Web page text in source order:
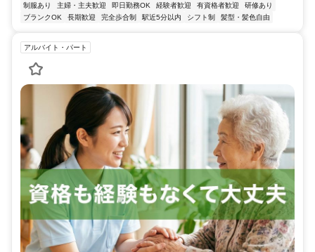
制服あり 主婦・主夫歓迎 即日勤務OK 経験者歓迎 有資格者歓迎
研修あり
ブランクOK
長期歓迎 完全歩合制 駅近5分以内 シフト制 髪型・髪色自由
アルバイト・パート